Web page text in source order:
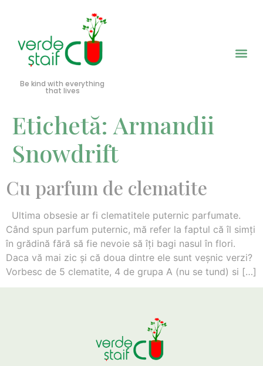
Be kind with everything
that lives
Etichetă: Armandii
Snowdrift
Cu parfum de clematite
Ultima obsesie ar fi clematitele puternic parfumate.
Când spun parfum puternic, mă refer la faptul că îl simţi
în grădină fără să fie nevoie să îţi bagi nasul în flori.
Daca vă mai zic şi că doua dintre ele sunt veşnic verzi?
Vorbesc de 5 clematite, 4 de grupa A (nu se tund) si […]